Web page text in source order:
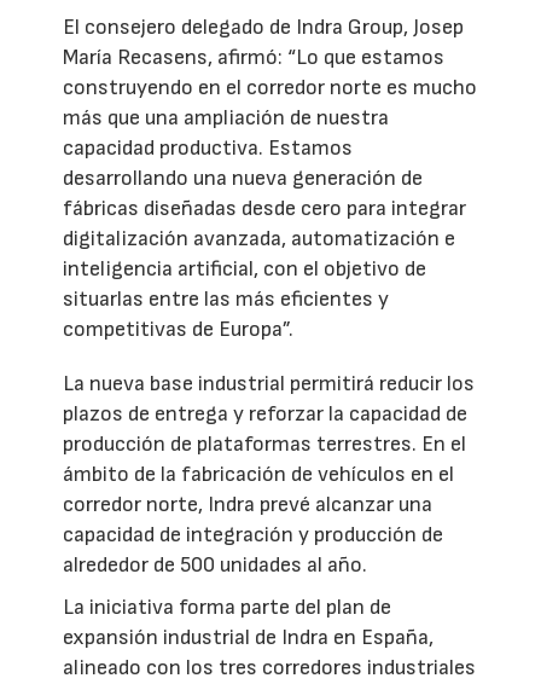
El consejero delegado de Indra Group, Josep
María Recasens, afirmó: “Lo que estamos
construyendo en el corredor norte es mucho
más que una ampliación de nuestra
capacidad productiva. Estamos
desarrollando una nueva generación de
fábricas diseñadas desde cero para integrar
digitalización avanzada, automatización e
inteligencia artificial, con el objetivo de
situarlas entre las más eficientes y
competitivas de Europa”.
La nueva base industrial permitirá reducir los
plazos de entrega y reforzar la capacidad de
producción de plataformas terrestres. En el
ámbito de la fabricación de vehículos en el
corredor norte, Indra prevé alcanzar una
capacidad de integración y producción de
alrededor de 500 unidades al año.
La iniciativa forma parte del plan de
expansión industrial de Indra en España,
alineado con los tres corredores industriales